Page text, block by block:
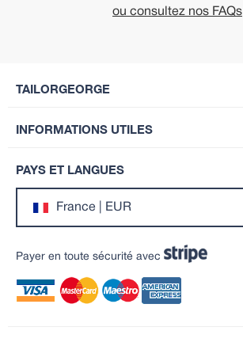
ou consultez nos FAQs
TAILORGEORGE
INFORMATIONS UTILES
PAYS ET LANGUES
France | EUR
Payer en toute sécurité avec